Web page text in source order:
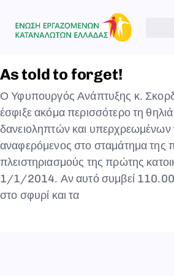
As told to forget!
Ο Υφυπουργός Ανάπτυξης κ.
έσφιξε ακόμα περισσότερο τη
δανειοληπτών και υπερχρεωμένων
αναφερόμενος στο σταμάτημα της
πλειστηριασμούς της πρώτης
1/1/2014. Αν αυτό συμβεί
στο σφυρί και τα